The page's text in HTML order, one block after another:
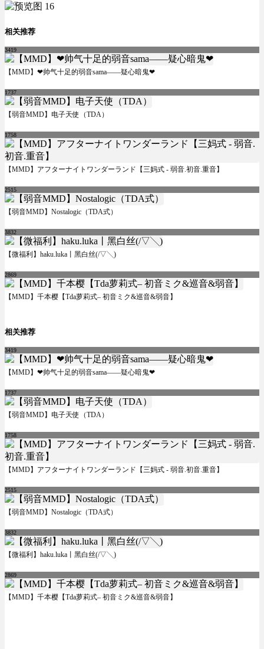
相关推荐
3419
【MMD】❤帅气十足的弱音sama——疑心暗鬼❤
1737
【弱音MMD】电子天使（TDA）
1758
【MMD】アフターナイトワンダーランド【三妈式 - 弱音.初音.重音】
2515
【弱音MMD】Nostalogic（TDA式）
3832
【微福利】haku.luka丨黑白丝(/▽╲)
2869
【MMD】千本樱【Tda萝莉式– 初音ミク&巡音&弱音】
相关推荐
3419
【MMD】❤帅气十足的弱音sama——疑心暗鬼❤
1737
【弱音MMD】电子天使（TDA）
1758
【MMD】アフターナイトワンダーランド【三妈式 - 弱音.初音.重音】
2515
【弱音MMD】Nostalogic（TDA式）
3832
【微福利】haku.luka丨黑白丝(/▽╲)
2869
【MMD】千本樱【Tda萝莉式– 初音ミク&巡音&弱音】